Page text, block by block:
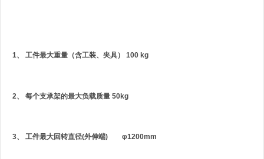
1、 工件最大重量（含工装、夹具） 100 kg
2、 每个支承架的最大负载质量 50kg
3、 工件最大回转直径(外伸端) φ1200mm